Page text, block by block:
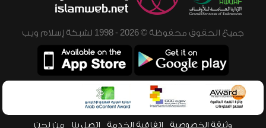
جميع الحقوق محفوظة © 2026 - 1998 لشبكة إسلام ويب
وثيقة الخصوصية اتفاقية الخدمة اتصل بنا من نحن